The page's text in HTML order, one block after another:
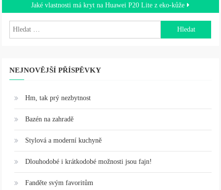
pro
příspěvek
Jaké vlastnosti má kryt na Huawei P20 Lite z eko-kůže
Vyhledávání
NEJNOVĚJŠÍ PŘÍSPĚVKY
Hm, tak prý nezbytnost
Bazén na zahradě
Stylová a moderní kuchyně
Dlouhodobé i krátkodobé možnosti jsou fajn!
Fanděte svým favoritům